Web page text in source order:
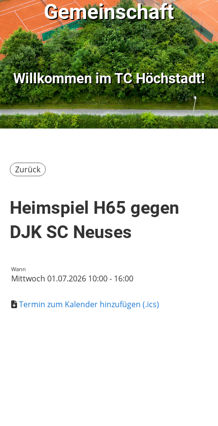
Gemeinschaft
Willkommen imTC Höchstadt!
Zurück
Heimspiel H65 gegen
DJK SC Neuses
Wann
Mittwoch 01.07.2026 10:00 - 16:00
Termin zum Kalender hinzufügen (.ics)